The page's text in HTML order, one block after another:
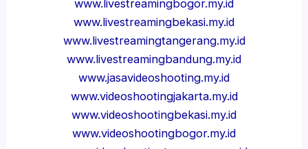
www.livestreamingbogor.my.id
www.livestreamingbekasi.my.id
www.livestreamingtangerang.my.id
www.livestreamingbandung.my.id
www.jasavideoshooting.my.id
www.videoshootingjakarta.my.id
www.videoshootingbekasi.my.id
www.videoshootingbogor.my.id